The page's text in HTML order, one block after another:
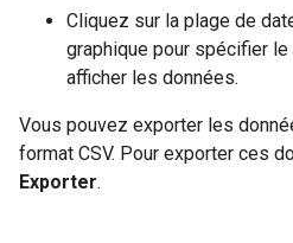
Cliquez sur la plage de
graphique pour spécifier
afficher les données.
Vous pouvez exporter les
format CSV. Pour exporter ces
Exporter.